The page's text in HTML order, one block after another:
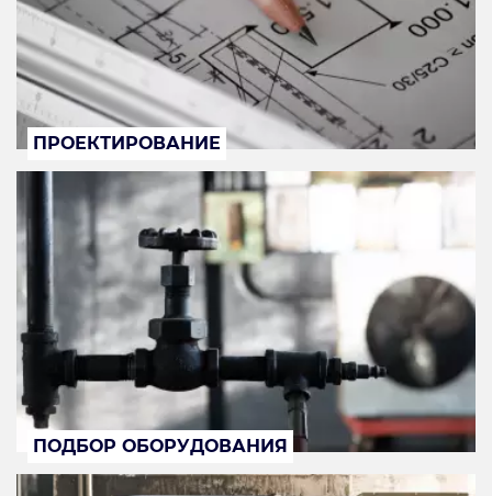
ПРОЕКТИРОВАНИЕ
ПОДБОР ОБОРУДОВАНИЯ